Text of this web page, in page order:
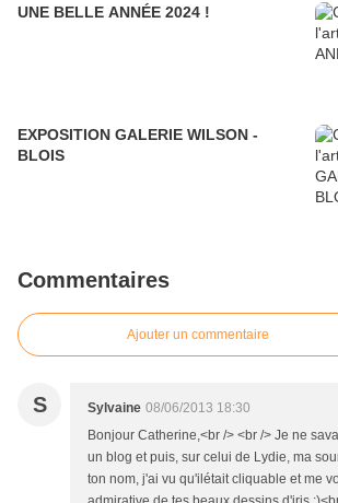
UNE BELLE ANNÉE 2024 !
EXPOSITION GALERIE WILSON -
BLOIS
Commentaires
Ajouter un commentaire
S Sylvaine 08/06/2013 18:30
Bonjour Catherine,<br /> <br /> Je ne
un blog et puis, sur celui de Lydie, ma
ton nom, j'ai vu qu'ilétait cliquable et me